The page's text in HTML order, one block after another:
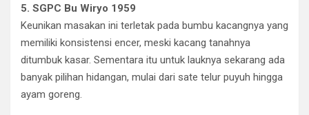
5. SGPC Bu Wiryo 1959
Keunikan masakan ini terletak pada bumbu kacangnya yang
memiliki konsistensi encer, meski kacang tanahnya
ditumbuk kasar. Sementara itu untuk lauknya sekarang ada
banyak pilihan hidangan, mulai dari sate telur puyuh hingga
ayam goreng.